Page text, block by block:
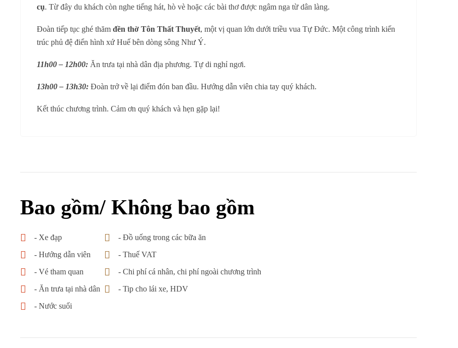
cụ. Từ đây du khách còn nghe tiếng hát, hò vè hoặc các bài thơ được ngâm nga từ dân làng.
Đoàn tiếp tục ghé thăm đền thờ Tôn Thất Thuyết, một vị quan lớn dưới triều vua Tự Đức. Một công trình kiến
trúc phủ đệ điển hình xứ Huế bên dòng sông Như Ý.
11h00 – 12h00: Ăn trưa tại nhà dân địa phương. Tự di nghỉ ngơi.
13h00 – 13h30: Đoàn trở về lại điểm đón ban đầu. Hướng dẫn viên chia tay quý khách.
Kết thúc chương trình. Cảm ơn quý khách và hẹn gặp lại!
Bao gồm/ Không bao gồm
- Xe đạp
- Hướng dẫn viên
- Vé tham quan
- Ăn trưa tại nhà dân
- Nước suối
- Đồ uống trong các bữa ăn
- Thuế VAT
- Chi phí cá nhân, chi phí ngoài chương trình
- Tip cho lái xe, HDV